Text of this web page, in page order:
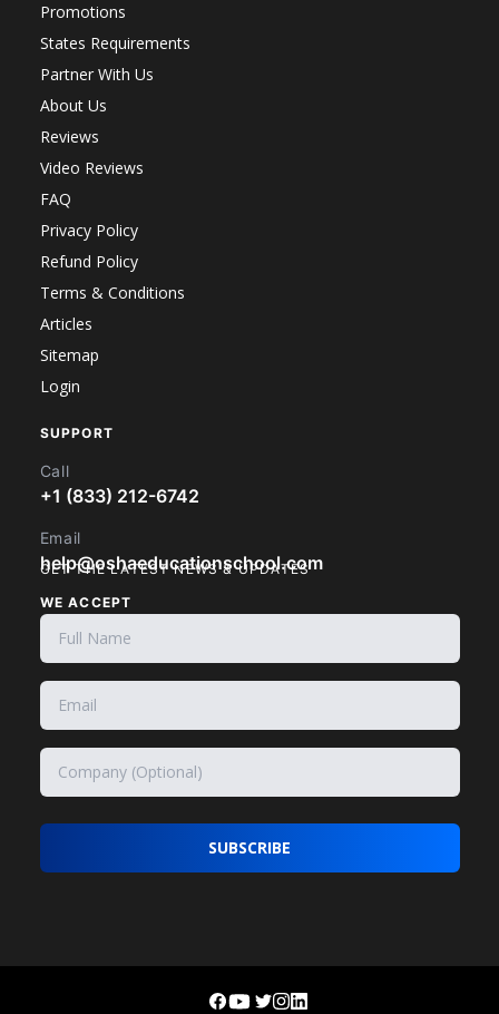
Promotions
States Requirements
Partner With Us
About Us
Reviews
Video Reviews
FAQ
Privacy Policy
Refund Policy
Terms & Conditions
Articles
Sitemap
Login
SUPPORT
Call
+1 (833) 212-6742
Email
help@oshaeducationschool.com
WE ACCEPT
GET THE LATEST NEWS & UPDATES
SUBSCRIBE